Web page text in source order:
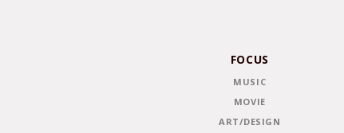
FOCUS
MUSIC
MOVIE
ART/DESIGN